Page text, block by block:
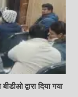
द्वारा दिया गया